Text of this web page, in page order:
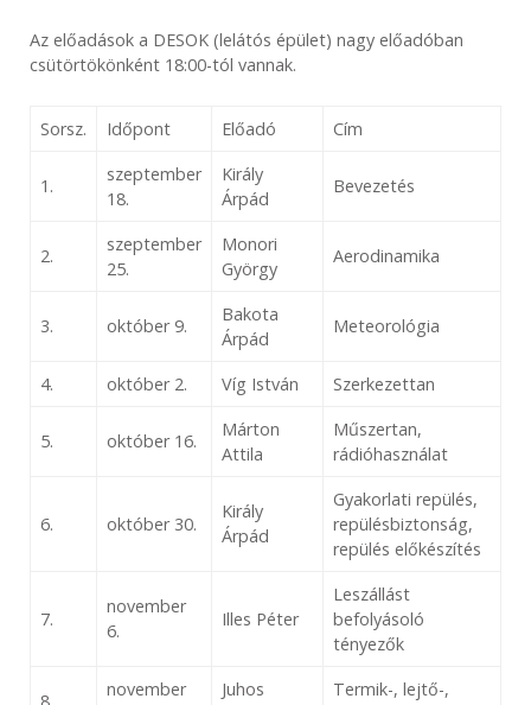
Az előadások a DESOK (lelátós épület) nagy előadóban
csütörtökönként 18:00-tól vannak.
Sorsz. Időpont Előadó Cím
1.
szeptember
18.
Király
Árpád
Bevezetés
2.
szeptember
25.
Monori
György
Aerodinamika
3. október 9.
Bakota
Árpád
Meteorológia
4. október 2. Víg István Szerkezettan
5. október 16.
Márton
Attila
Műszertan,
rádióhasználat
6. október 30.
Király
Árpád
Gyakorlati repülés,
repülésbiztonság,
repülés előkészítés
7.
november
6.
Illes Péter
Leszállást
befolyásoló
tényezők
november
Juhos
Termik-, lejtő-,